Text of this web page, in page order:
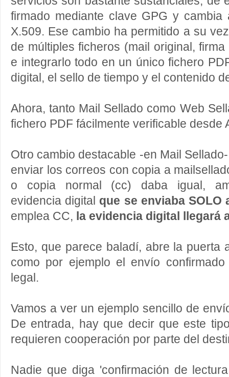
firmado mediante clave GPG y cambia
X.509. Ese cambio ha permitido a su
de múltiples ficheros (mail original,
e integrarlo todo en un único fichero
digital, el sello de tiempo y el contenido
Ahora, tanto Mail Sellado como Web
fichero PDF fácilmente verificable desde
Otro cambio destacable -en Mail
enviar los correos con copia a
o copia normal (cc) daba igual,
evidencia digital que se enviaba SOLO
emplea CC, la evidencia digital llegará
Esto, que parece baladí, abre la puerta
como por ejemplo el envío
legal.
Vamos a ver un ejemplo sencillo de
De entrada, hay que decir que este
requieren cooperación por parte del
Nadie que diga 'confirmación de